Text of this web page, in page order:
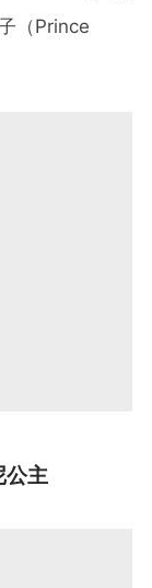
（Prince
公主